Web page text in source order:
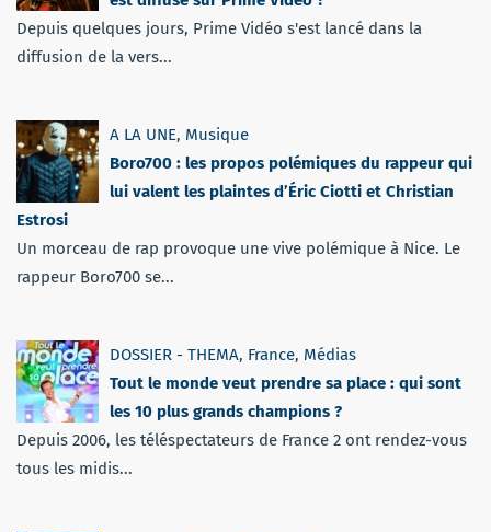
Depuis quelques jours, Prime Vidéo s'est lancé dans la
diffusion de la vers...
A LA UNE, Musique
Boro700 : les propos polémiques du rappeur qui
lui valent les plaintes d’Éric Ciotti et Christian
Estrosi
Un morceau de rap provoque une vive polémique à Nice. Le
rappeur Boro700 se...
DOSSIER - THEMA, France, Médias
Tout le monde veut prendre sa place : qui sont
les 10 plus grands champions ?
Depuis 2006, les téléspectateurs de France 2 ont rendez-vous
tous les midis...